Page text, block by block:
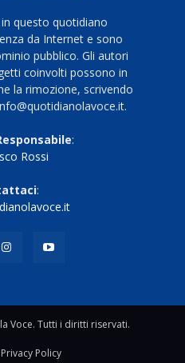
questo quotidiano
da Internet e sono
pubblico. Gli autori
coinvolti possono in
la rimozione, scrivendo
:
Rossi
:
Voce. Tutti i diritti riservati.
Privacy Policy